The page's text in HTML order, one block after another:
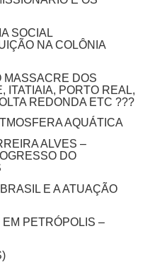
SOCIAL
NA COLÔNIA
MASSACRE DOS
ITATIAIA, PORTO REAL,
REDONDA ETC ???
AQUÁTICA
ALVES –
DO
E A ATUAÇÃO
PETRÓPOLIS –